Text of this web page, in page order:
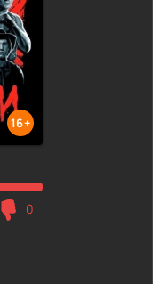
16+
0